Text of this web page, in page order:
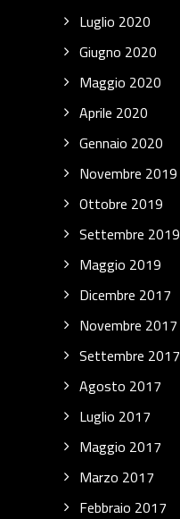
Luglio 2020
Giugno 2020
Maggio 2020
Aprile 2020
Gennaio 2020
Novembre 2019
Ottobre 2019
Settembre 2019
Maggio 2019
Dicembre 2017
Novembre 2017
Settembre 2017
Agosto 2017
Luglio 2017
Maggio 2017
Marzo 2017
Febbraio 2017